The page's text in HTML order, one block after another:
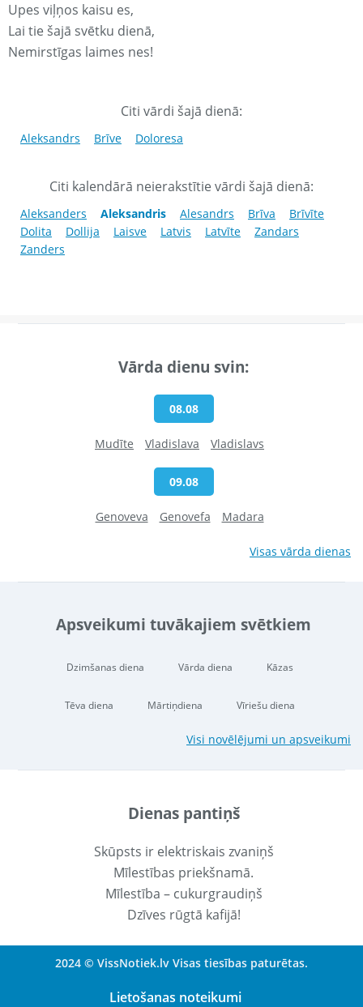
Upes viļņos kaisu es,
Lai tie šajā svētku dienā,
Nemirstīgas laimes nes!
Citi vārdi šajā dienā:
Aleksandrs Brīve Doloresa
Citi kalendārā neierakstītie vārdi šajā dienā:
Aleksanders Aleksandris Alesandrs Brīva
Brīvīte
Dolita
Dollija Laisve Latvis Latvīte
Zandars
Zanders
Vārda dienu svin:
08.08
Mudīte Vladislava Vladislavs
09.08
Genoveva Genovefa Madara
Visas vārda dienas
Apsveikumi tuvākajiem svētkiem
Dzimšanas diena Vārda diena Kāzas
Tēva diena Mārtiņdiena Vīriešu diena
Visi novēlējumi un apsveikumi
Dienas pantiņš
Skūpsts ir elektriskais zvaniņš
Mīlestības priekšnamā.
Mīlestība – cukurgraudiņš
Dzīves rūgtā kafijā!
2024 © VissNotiek.lv Visas tiesības paturētas.
Lietošanas noteikumi